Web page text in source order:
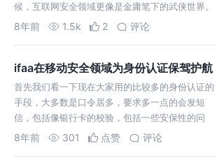
候，互联网安全领域更像是金庸笔下的武侠世界。
自1998年进入互联网元年之后，所有的一切都因为
8年前 1.5k 2 评论
ifaa在移动安全领域为身份认证保驾护航
首先我们看一下现在大家用的比较多的身份认证的
手段，大多数是口令居多，要求多一点的会发短
信，包括像银行卡的校验，包括一些安保性的问
题。前面很多同学也介绍了，现在这些方法也存在
8年前 301 点赞 评论